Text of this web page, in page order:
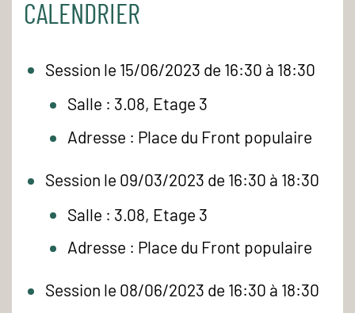
CALENDRIER
Session le 15/06/2023 de 16:30 à 18:30
Salle : 3.08, Etage 3
Adresse : Place du Front populaire
Session le 09/03/2023 de 16:30 à 18:30
Salle : 3.08, Etage 3
Adresse : Place du Front populaire
Session le 08/06/2023 de 16:30 à 18:30